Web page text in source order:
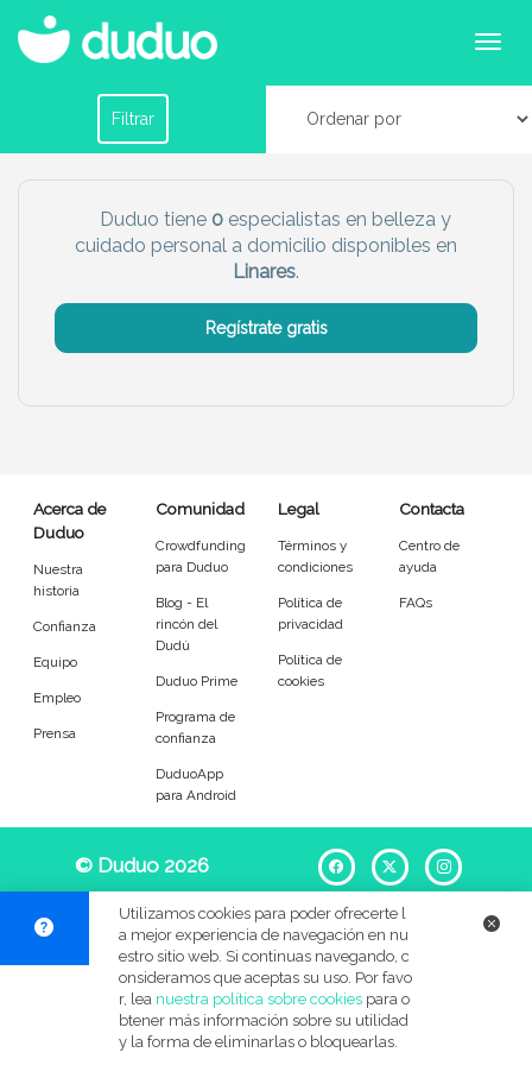
Filtrar
Filtrar por horario
Chico Chica
Más servicio del dudú
Entrenador Asistente
Tipo de atención
Masajista
Peluquería
Pedicura Depilación
Idiomas del dudú
Cerrar Filtrar
Duduo tiene 0especialistas en belleza y
cuidado personal a domicilio disponibles en
Linares.
Regístrate gratis
Acerca de
Duduo
Nuestra
historia
Confianza
Equipo
Empleo
Prensa
Comunidad
Crowdfunding
para Duduo
Blog - El
rincón del
Dudú
Duduo Prime
Programa de
confianza
DuduoApp
para Android
Legal
Términos y
condiciones
Política de
privacidad
Política de
cookies
Contacta
Centro de
ayuda
FAQs
© Duduo 2026 Facebook
X
Utilizamos cookies para poder ofrecerte l
a mejor experiencia de navegación en nu
estro sitio web. Si continuas navegando, c
onsideramos que aceptas su uso. Por favo
r, lea nuestra política sobre cookiespara o
btener más información sobre su utilidad
y la forma de eliminarlas o bloquearlas.